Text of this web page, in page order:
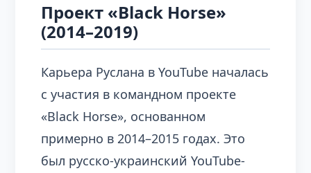
Проект «Black Horse»
(2014–2019)
Карьера Руслана в YouTube началась
с участия в командном проекте
«Black Horse», основанном
примерно в 2014–2015 годах. Это
был русско-украинский YouTube-